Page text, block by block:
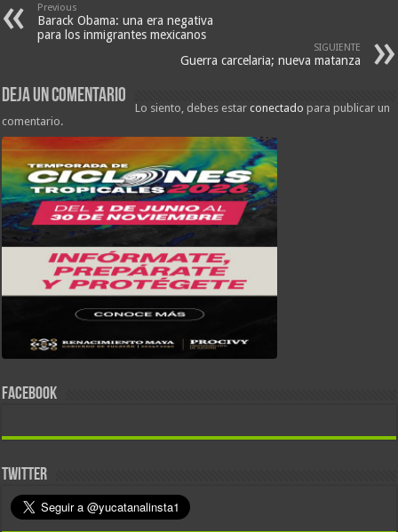
Previous
Barack Obama: una era negativa
para los inmigrantes mexicanos
SIGUIENTE
Guerra carcelaria; nueva matanza
Deja un comentario
Lo siento, debes estarconectado para publicar un
comentario.
FACEBOOK
TWITTER